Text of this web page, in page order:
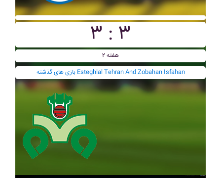
۳ : ۳
هفته ۲
بازی های گذشته Esteghlal Tehran And Zobahan Isfahan